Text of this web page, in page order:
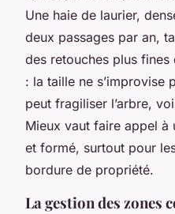
Une haie de laurier,
deux passages par an,
des retouches plus
: la taille ne s’improvise
peut fragiliser l’arbre,
Mieux vaut faire appel à
et formé, surtout pour
bordure de propriété.
La gestion des zones